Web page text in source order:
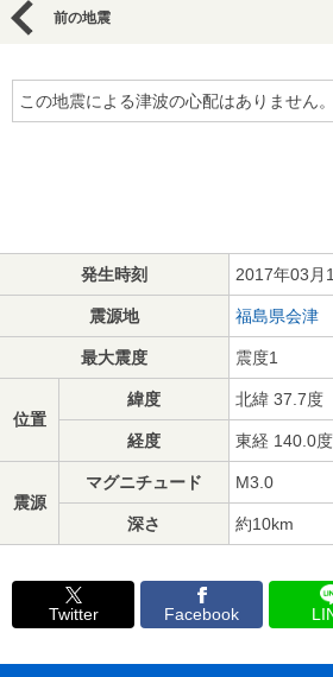
前の地震
この地震による津波の心配はありません。
発生時刻 2017年03月
震源地 福島県会津
最大震度 震度1
位置
緯度 北緯 37.7度
経度 東経 140.0度
震源
マグニチュード M3.0
深さ 約10km
Twitter Facebook